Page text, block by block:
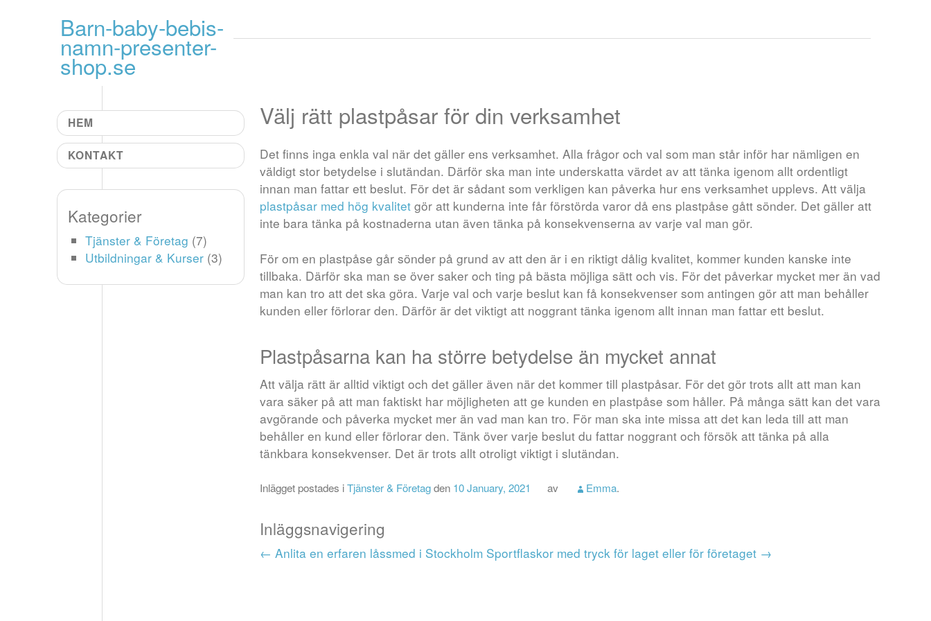
Barn-baby-bebis-
namn-presenter-
shop.se
Välj rätt plastpåsar för din verksamhet
Det finns inga enkla val när det gäller ens verksamhet. Alla frågor och val som man står inför har nämligen en
väldigt stor betydelse i slutändan. Därför ska man inte underskatta värdet av att tänka igenom allt ordentligt
innan man fattar ett beslut. För det är sådant som verkligen kan påverka hur ens verksamhet upplevs. Att välja
plastpåsar med hög kvalitet gör att kunderna inte får förstörda varor då ens plastpåse gått sönder. Det gäller att
inte bara tänka på kostnaderna utan även tänka på konsekvenserna av varje val man gör.
För om en plastpåse går sönder på grund av att den är i en riktigt dålig kvalitet, kommer kunden kanske inte
tillbaka. Därför ska man se över saker och ting på bästa möjliga sätt och vis. För det påverkar mycket mer än vad
man kan tro att det ska göra. Varje val och varje beslut kan få konsekvenser som antingen gör att man behåller
kunden eller förlorar den. Därför är det viktigt att noggrant tänka igenom allt innan man fattar ett beslut.
Plastpåsarna kan ha större betydelse än mycket annat
Att välja rätt är alltid viktigt och det gäller även när det kommer till plastpåsar. För det gör trots allt att man kan
vara säker på att man faktiskt har möjligheten att ge kunden en plastpåse som håller. På många sätt kan det vara
avgörande och påverka mycket mer än vad man kan tro. För man ska inte missa att det kan leda till att man
behåller en kund eller förlorar den. Tänk över varje beslut du fattar noggrant och försök att tänka på alla
tänkbara konsekvenser. Det är trots allt otroligt viktigt i slutändan.
Inlägget postades iTjänster & Företagden 10 January, 2021 av Emma.
Inläggsnavigering
← Anlita en erfaren låssmed i Stockholm Sportflaskor med tryck för laget eller för företaget →
HEM
KONTAKT
Kategorier
Tjänster & Företag (7)
Utbildningar & Kurser (3)